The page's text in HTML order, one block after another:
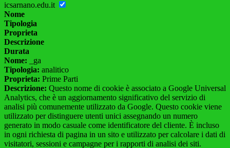
icsarnano.edu.it
Nome
Tipologia
Proprieta
Descrizione
Durata
Nome: _ga
Tipologia: analitico
Proprieta: Prime Parti
Descrizione: Questo nome di cookie è associato a Google Universal
Analytics, che è un aggiornamento significativo del servizio di
analisi più comunemente utilizzato da Google. Questo cookie viene
utilizzato per distinguere utenti unici assegnando un numero
generato in modo casuale come identificatore del cliente. È incluso
in ogni richiesta di pagina in un sito e utilizzato per calcolare i dati di
visitatori, sessioni e campagne per i rapporti di analisi dei siti.